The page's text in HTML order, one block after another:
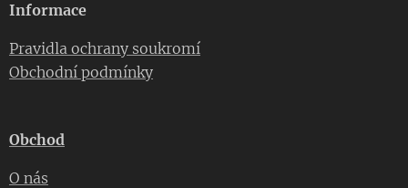
Informace
Pravidla ochrany soukromí
Obchodní podmínky
Obchod
O nás